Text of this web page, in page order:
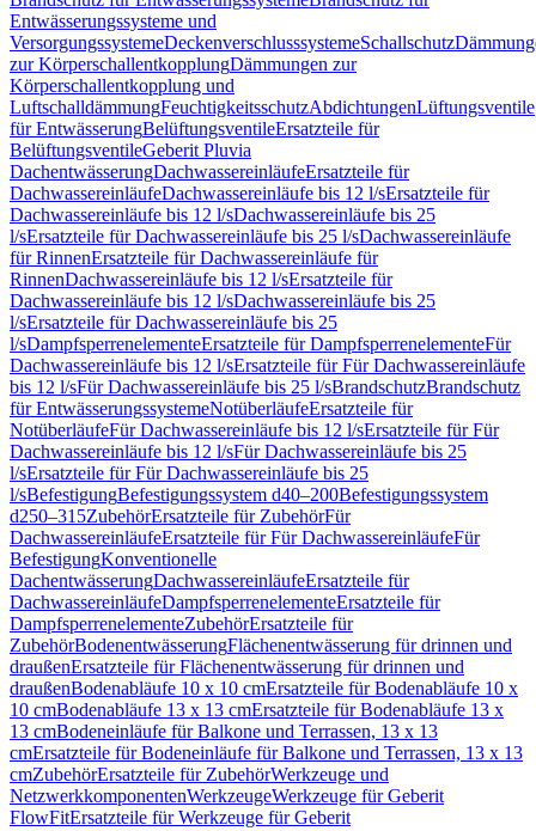
Entwässerungssysteme und
VersorgungssystemeDeckenverschlusssystemeSchallschutz
zur KörperschallentkopplungDämmungen zur
Körperschallentkopplung und
LuftschalldämmungFeuchtigkeitsschutzAbdichtungenLüftungsventile
für EntwässerungBelüftungsventileErsatzteile für
BelüftungsventileGeberit Pluvia
DachentwässerungDachwassereinläufeErsatzteile für
DachwassereinläufeDachwassereinläufe bis 12 l/sErsatzteile für
Dachwassereinläufe bis 12 l/sDachwassereinläufe bis 25
l/sErsatzteile für Dachwassereinläufe bis 25 l/sDachwassereinläufe
für RinnenErsatzteile für Dachwassereinläufe für
RinnenDachwassereinläufe bis 12 l/sErsatzteile für
Dachwassereinläufe bis 12 l/sDachwassereinläufe bis 25
l/sErsatzteile für Dachwassereinläufe bis 25
l/sDampfsperrenelementeErsatzteile für DampfsperrenelementeFür
Dachwassereinläufe bis 12 l/sErsatzteile für Für Dachwassereinläufe
bis 12 l/sFür Dachwassereinläufe bis 25 l/sBrandschutzBrandschutz
für EntwässerungssystemeNotüberläufeErsatzteile für
NotüberläufeFür Dachwassereinläufe bis 12 l/sErsatzteile für Für
Dachwassereinläufe bis 12 l/sFür Dachwassereinläufe bis 25
l/sErsatzteile für Für Dachwassereinläufe bis 25
l/sBefestigungBefestigungssystem d40–200Befestigungssystem
d250–315ZubehörErsatzteile für ZubehörFür
DachwassereinläufeErsatzteile für Für DachwassereinläufeFür
BefestigungKonventionelle
DachentwässerungDachwassereinläufeErsatzteile für
DachwassereinläufeDampfsperrenelementeErsatzteile für
DampfsperrenelementeZubehörErsatzteile für
ZubehörBodenentwässerungFlächenentwässerung für drinnen und
draußenErsatzteile für Flächenentwässerung für drinnen und
draußenBodenabläufe 10 x 10 cmErsatzteile für Bodenabläufe 10 x
10 cmBodenabläufe 13 x 13 cmErsatzteile für Bodenabläufe 13 x
13 cmBodeneinläufe für Balkone und Terrassen, 13 x 13
cmErsatzteile für Bodeneinläufe für Balkone und Terrassen, 13 x 13
cmZubehörErsatzteile für ZubehörWerkzeuge und
NetzwerkkomponentenWerkzeugeWerkzeuge für Geberit
FlowFitErsatzteile für Werkzeuge für Geberit